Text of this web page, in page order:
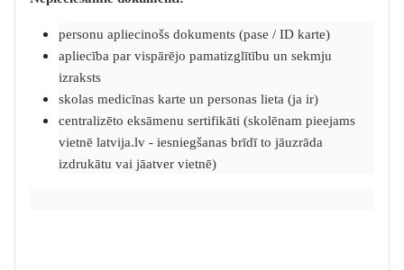
personu apliecinošs dokuments (pase / ID karte)
apliecība par vispārējo pamatizglītību un sekmju
izraksts
skolas medicīnas karte un personas lieta (ja ir)
centralizēto eksāmenu sertifikāti (skolēnam pieejams
vietnē latvija.lv - iesniegšanas brīdī to jāuzrāda
izdrukātu vai jāatver vietnē)